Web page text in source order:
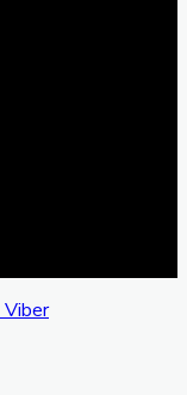
Viber